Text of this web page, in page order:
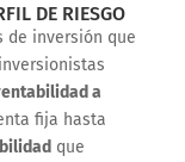
DE RIESGO
de inversión que
a
fija hasta
que